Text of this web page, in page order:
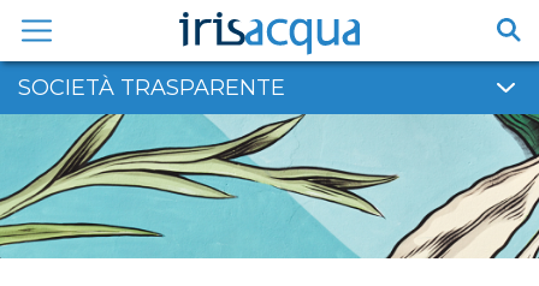
contenuto
SOCIETÀ TRASPARENTE